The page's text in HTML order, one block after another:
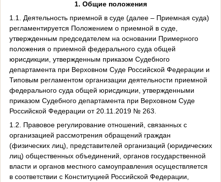
1. Общие положения
1.1. Деятельность приемной в суде (далее – Приемная суда)
регламентируется Положением о приемной в суде,
утвержденным председателем на основании Примерного
положения о приемной федерального суда общей
юрисдикции, утвержденным приказом Судебного
департамента при Верховном Суде Российской Федерации и
Типовым регламентом организации деятельности приемной
федерального суда общей юрисдикции, утвержденными
приказом Судебного департамента при Верховном Суде
Российской Федерации от 20.11.2019 № 263.
1.2. Правовое регулирование отношений, связанных с
организацией рассмотрения обращений граждан
(физических лиц), представителей организаций (юридических
лиц) общественных объединений, органов государственной
власти и органов местного самоуправления осуществляется
в соответствии с Конституцией Российской Федерации,